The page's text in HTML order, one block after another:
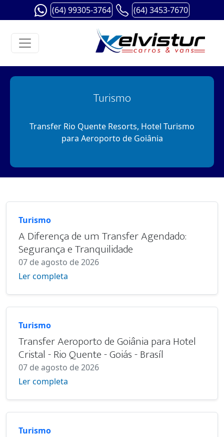
(64) 99305-3764 (64) 3453-7670
Turismo
Transfer Rio Quente Resorts, Hotel Turismo
para Aeroporto de Goiânia
Turismo
A Diferença de um Transfer Agendado:
Segurança e Tranquilidade
07 de agosto de 2026
Ler completa
Turismo
Transfer Aeroporto de Goiânia para Hotel
Cristal - Rio Quente - Goiás - Brasíl
07 de agosto de 2026
Ler completa
Turismo